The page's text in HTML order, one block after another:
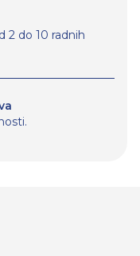
2 do 10 radnih